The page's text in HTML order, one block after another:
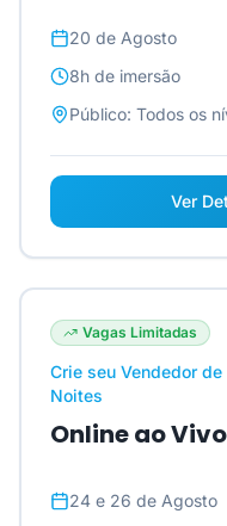
20 de Agosto
8h de imersão
Público: Todos os
Ver
Vagas Limitadas
Crie seu Vendedor
Noites
Online ao
24 e 26 de Agosto